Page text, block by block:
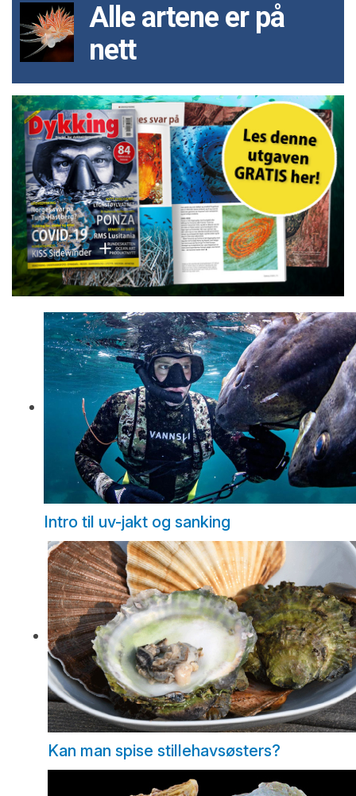
Alle artene er på
nett
Intro til uv-jakt og sanking
Kan man spise stillehavsøsters?